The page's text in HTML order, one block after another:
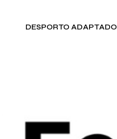
DESPORTO ADAPTADO